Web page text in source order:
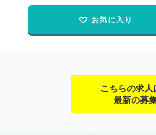
お気に入り
こちらの求人
最新の募